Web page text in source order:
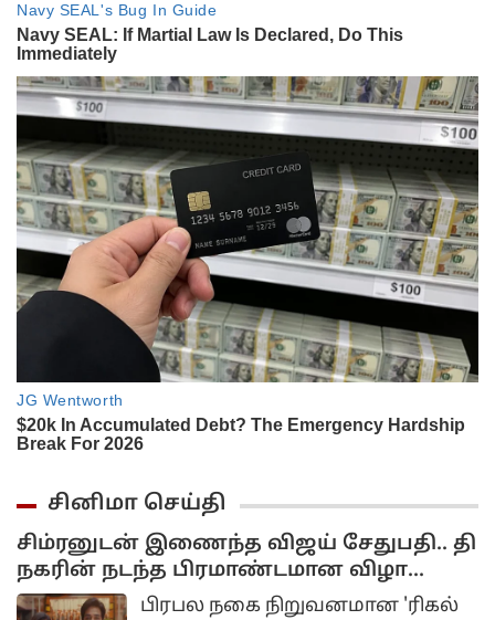
சினிமா செய்தி
சிம்ரனுடன் இணைந்த விஜய் சேதுபதி.. தி
நகரின் நடந்த பிரமாண்டமான விழா...
பிரபல நகை நிறுவனமான 'ரிகல்